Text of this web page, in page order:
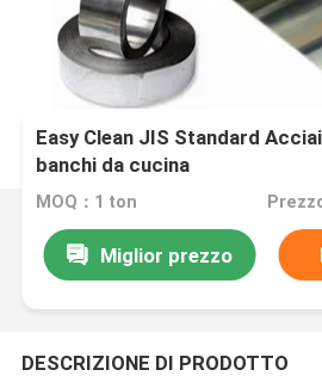
Easy Clean JIS Standard
banchi da cucina
MOQ：1 ton
Miglior prezzo
DESCRIZIONE DI PRODOTTO